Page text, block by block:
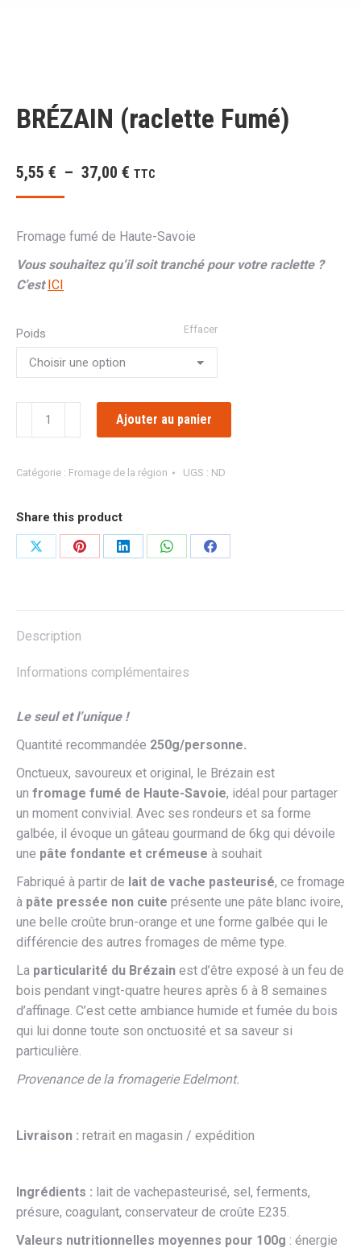
BRÉZAIN (raclette Fumé)
5,55 € – 37,00 € Plage
5,55 €
à
TTC
Fromage fumé de Haute-Savoie
Vous souhaitez qu’il soit tranché pour votre raclette ?
C’est ICI
Poids Effacer
quantité
(raclette
Ajouter au panier
Catégorie : Fromage de la région UGS : ND
Share this product
PartagerPartagerPartagerPartagerPartager
Description
Informations complémentaires
Le seul et l’unique !
Quantité recommandée 250g/personne.
Onctueux, savoureux et original, le Brézain est
un fromage fumé de Haute-Savoie, idéal pour partager
un moment convivial. Avec ses rondeurs et sa forme
galbée, il évoque un gâteau gourmand de 6kg qui dévoile
une pâte fondante et crémeuse à souhait
Fabriqué à partir de lait de vache pasteurisé, ce fromage
à pâte pressée non cuite présente une pâte blanc ivoire,
une belle croûte brun-orange et une forme galbée qui le
différencie des autres fromages de même type.
La particularité du Brézain est d’être exposé à un feu de
bois pendant vingt-quatre heures après 6 à 8 semaines
d’affinage. C’est cette ambiance humide et fumée du bois
qui lui donne toute son onctuosité et sa saveur si
particulière.
Provenance de la fromagerie Edelmont.
Livraison : retrait en magasin / expédition
Ingrédients : lait de vachepasteurisé, sel, ferments,
présure, coagulant, conservateur de croûte E235.
Valeurs nutritionnelles moyennes pour 100g : énergie